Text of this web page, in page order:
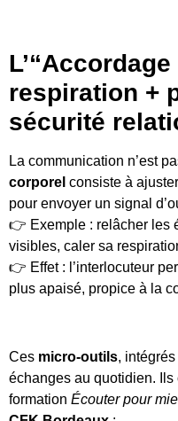
respiration +
sécurité
La communication n’est
corporel consiste à
pour envoyer un signal
👉 Exemple : relâcher les
visibles, caler sa
👉 Effet : l’interlocuteur
plus apaisé, propice à la
Ces micro-outils,
échanges au quotidien.
formation Écouter pour